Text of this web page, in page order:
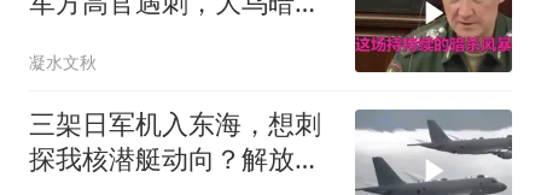
凝水文秋
三架日军机入东海，想刺
探我核潜艇动向？解放军